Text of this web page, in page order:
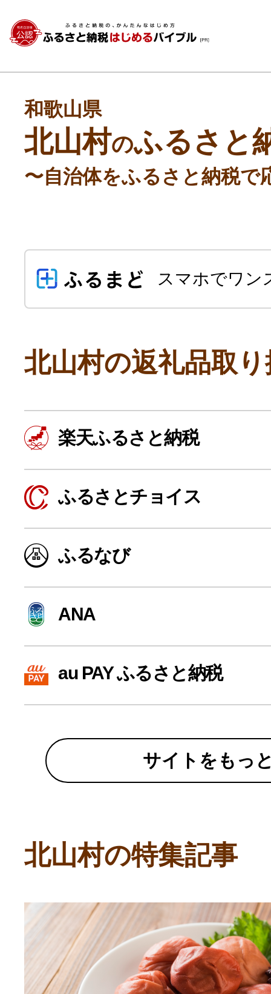
よく見られている返礼品
ふるさと納税徹底比較
寄付上限額シミュレーション
給与所得者版
副業・パラレルワーカー
個人事業・フリーランス
10秒ぴったり診断
自治体直営サイト特集
はじめるバイブルとは
和歌山県
北山村のふるさと
〜自治体をふるさと納税で
スマホでワン
北山村の返礼品取
楽天ふるさと納税
ふるさとチョイス
ふるなび
ANA
au PAY ふるさと納税
サイトをもっ
北山村の特集記事